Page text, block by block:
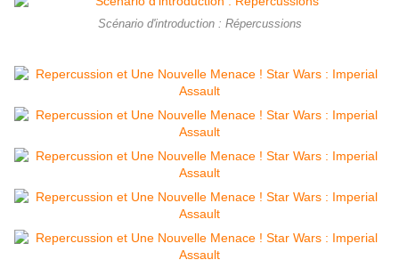
Scénario d'introduction : Répercussions